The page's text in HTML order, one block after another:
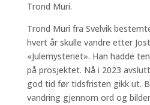
Trond Muri.
Trond Muri fra Svelvik
hvert år skulle vandre etter
«Julemysteriet». Han hadde
på prosjektet. Nå i 2023
god tid før tidsfristen gikk ut.
vandring gjennom ord og